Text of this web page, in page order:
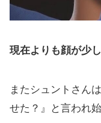
現在よりも顔が少
またシュントさん
せた？』と言われ